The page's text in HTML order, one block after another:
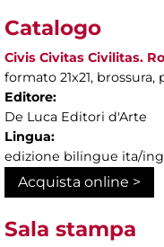
Catalogo
Civis Civitas Civilitas.
formato 21x21, brossura,
Editore:
De Luca Editori d'Arte
Lingua:
edizione bilingue ita/
Acquista online >
Sala stampa